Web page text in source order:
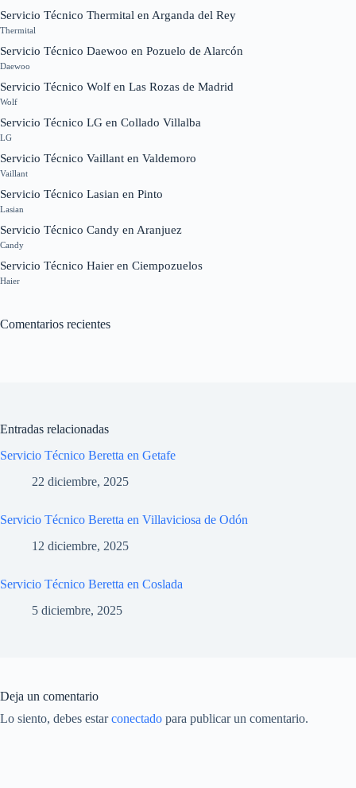
Servicio Técnico Thermital en Arganda del Rey
Thermital
Servicio Técnico Daewoo en Pozuelo de Alarcón
Daewoo
Servicio Técnico Wolf en Las Rozas de Madrid
Wolf
Servicio Técnico LG en Collado Villalba
LG
Servicio Técnico Vaillant en Valdemoro
Vaillant
Servicio Técnico Lasian en Pinto
Lasian
Servicio Técnico Candy en Aranjuez
Candy
Servicio Técnico Haier en Ciempozuelos
Haier
Comentarios recientes
Entradas relacionadas
Servicio Técnico Beretta en Getafe
22 diciembre, 2025
Servicio Técnico Beretta en Villaviciosa de Odón
12 diciembre, 2025
Servicio Técnico Beretta en Coslada
5 diciembre, 2025
Deja un comentario
Lo siento, debes estarconectado para publicar un comentario.